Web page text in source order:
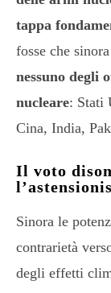
tappa
fosse che sinora
nessuno degli
nucleare: Stati
Cina, India,
Il voto
Sinora le
contrarietà
degli effetti